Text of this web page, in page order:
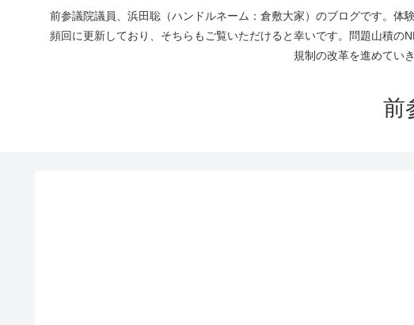
前参議院議員、浜田聡（ハンドルネーム：倉敷大家）のブログです。
頻回に更新しており、そちらもご覧いただけると幸いです。問題山積
規制の改革を進めて
前